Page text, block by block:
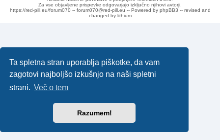
Ta spletna stran uporablja piškotke, da vam
zagotovi najboljšo izkušnjo na naši spletni
strani. Več o tem
Razumem!
Za vse objavljene prispevke odgovarjajo izključno njihovi avtorji.
https://red-pill.eu/forum070 -- forum070@red-pill.eu -- Powered by phpBB3 -- revised and
changed by lithium